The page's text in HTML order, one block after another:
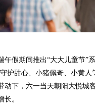
期间推出“大大儿童节”系
护甜心、小猪佩奇、小黄
动下，六一当天朝阳大悦城
长。